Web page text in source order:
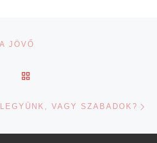
között
JÖVŐ
VAGY SZABADOK?